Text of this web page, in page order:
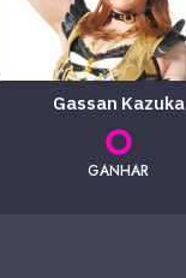
Gassan Kazuka
GANHAR